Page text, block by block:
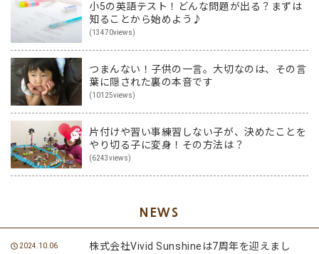
小5の英語テスト！どんな問題が出る？まずは
知ることから始めよう♪
(13470views)
つまんない！子供の一言。大切なのは、その言
葉に隠された裏の本音です
(10125views)
片付けや習い事練習しない子が、決めたことを
やり切る子に変身！その方法は？
(6243views)
NEWS
2024.10.06
株式会社Vivid Sunshineは7周年を迎えまし